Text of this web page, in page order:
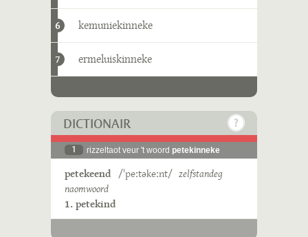
6 kemuniekinneke
7 ermeluiskinneke
DICTIONAIR
1 rizzeltaot veur 't woord petekinneke
petekeend /ˈpeːtəkeːnt/ zelfstandeg
naomwoord
1. petekind